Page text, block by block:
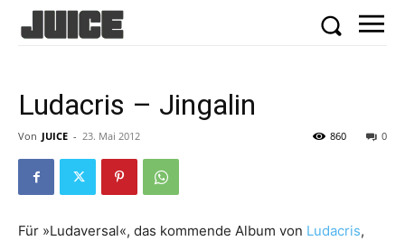
Ludacris – Jingalin
Von JUICE - 23. Mai 2012 0
860
Für »Ludaversal«, das kommende Album von Ludacris,